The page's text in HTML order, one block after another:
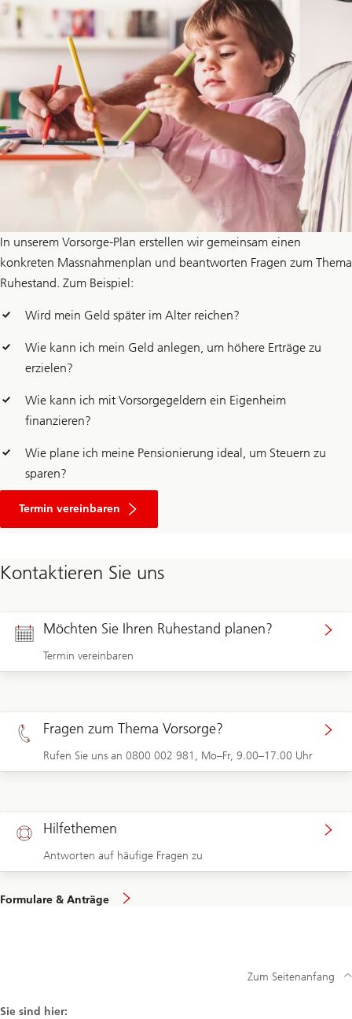
In unserem Vorsorge-Plan erstellen wir gemeinsam einen
konkreten Massnahmenplan und beantworten Fragen zum Thema
Ruhestand. Zum Beispiel:
Wird mein Geld später im Alter reichen?
Wie kann ich mein Geld anlegen, um höhere Erträge zu
erzielen?
Wie kann ich mit Vorsorgegeldern ein Eigenheim
finanzieren?
Wie plane ich meine Pensionierung ideal, um Steuern zu
sparen?
Termin vereinbaren
umfassende
Altersvorsorge
Kontaktieren Sie uns
Möchten Sie Ihren Ruhestand planen?
Termin vereinbaren
Fragen zum Thema Vorsorge?
Rufen Sie uns an 0800 002 981, Mo–Fr, 9.00–17.00 Uhr
Hilfethemen
Antworten auf häufige Fragen zu
Formulare & Anträge
Sie sind hier:
Zum Seitenanfang